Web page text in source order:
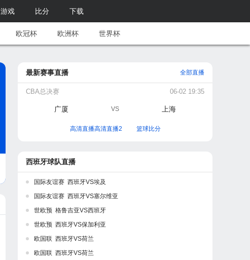
游戏 比分 下载
欧冠杯 欧洲杯 世界杯
最新赛事直播 全部直播
CBA总决赛 06-02 19:35
广厦 VS 上海
高清直播高清直播2 篮球比分
西班牙球队直播
国际友谊赛 西班牙VS埃及
国际友谊赛 西班牙VS塞尔维亚
世欧预 格鲁吉亚VS西班牙
世欧预 西班牙VS保加利亚
欧国联 西班牙VS荷兰
欧国联 西班牙VS荷兰